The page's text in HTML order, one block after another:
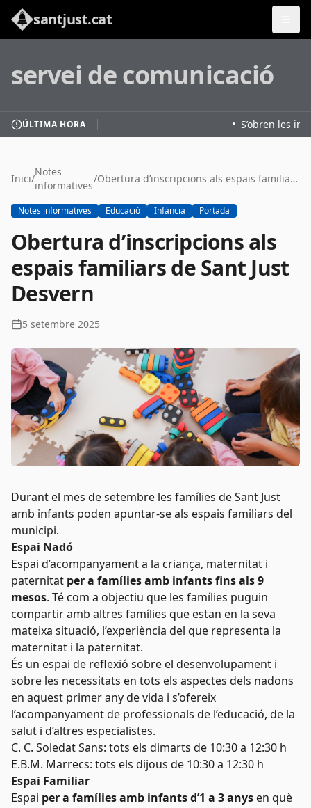
santjust.cat
servei de comunicació
ÚLTIMA HORA S’obren les
Inici/
Notes
informatives
/ Obertura d’inscripcions als espais familiars de Sant Just Desvern
Notes informatives Educació Infància Portada
Obertura d’inscripcions als
espais familiars de Sant Just
Desvern
5 setembre 2025
Durant el mes de setembre les famílies de Sant Just
amb infants poden apuntar-se als espais familiars del
municipi.
Espai Nadó
Espai d’acompanyament a la criança, maternitat i
paternitat per a famílies amb infants fins als 9
mesos. Té com a objectiu que les famílies puguin
compartir amb altres famílies que estan en la seva
mateixa situació, l’experiència del que representa la
maternitat i la paternitat.
És un espai de reflexió sobre el desenvolupament i
sobre les necessitats en tots els aspectes dels nadons
en aquest primer any de vida i s’ofereix
l’acompanyament de professionals de l’educació, de la
salut i d’altres especialistes.
C. C. Soledat Sans: tots els dimarts de 10:30 a 12:30 h
E.B.M. Marrecs: tots els dijous de 10:30 a 12:30 h
Espai Familiar
Espai per a famílies amb infants d’1 a 3 anys en què